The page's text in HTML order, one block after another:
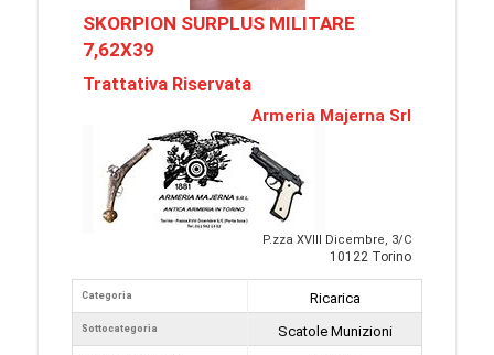
SKORPION SURPLUS MILITARE
7,62X39
Trattativa Riservata
Armeria Majerna Srl
P.zza XVIII Dicembre, 3/C
10122 Torino
Categoria
Sottocategoria
Ricarica
Scatole Munizioni